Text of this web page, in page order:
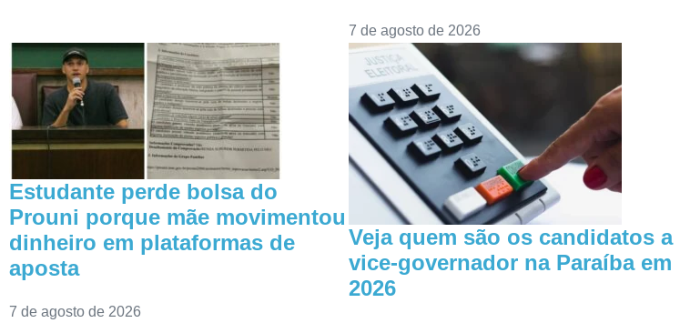
7 de agosto de 2026
Estudante perde bolsa do
Prouni porque mãe movimentou
dinheiro em plataformas de
aposta
7 de agosto de 2026
Veja quem são os candidatos a
vice-governador na Paraíba em
2026